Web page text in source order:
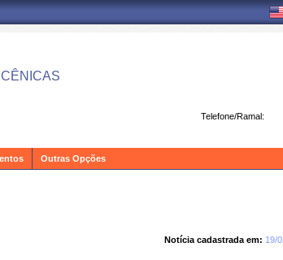
Telefone/Ramal:
Outras Opções
Notícia cadastrada em: 19/